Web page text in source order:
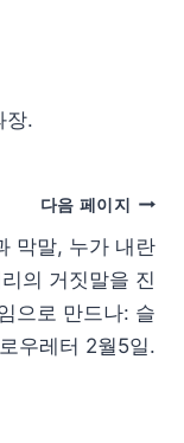
장.
다음 페이지
막말, 누가 내란
의 거짓말을 진
으로 만드나: 슬
로우레터 2월5일.